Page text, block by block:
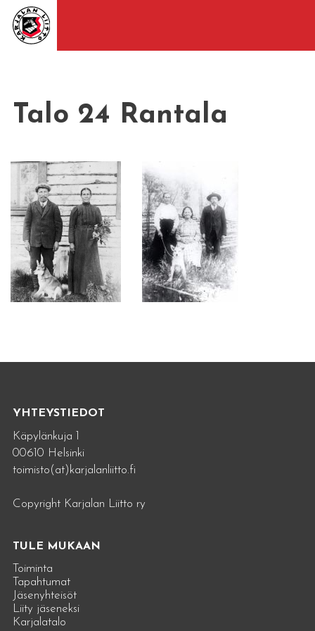
Talo 24 Rantala
YHTEYSTIEDOT
Käpylänkuja 1
00610 Helsinki
toimisto(at)karjalanliitto.fi
Copyright Karjalan Liitto ry
TULE MUKAAN
Toiminta
Tapahtumat
Jäsenyhteisöt
Liity jäseneksi
Karjalatalo